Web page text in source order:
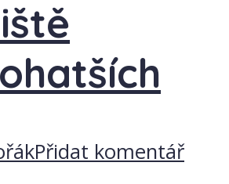
Přidat komentář